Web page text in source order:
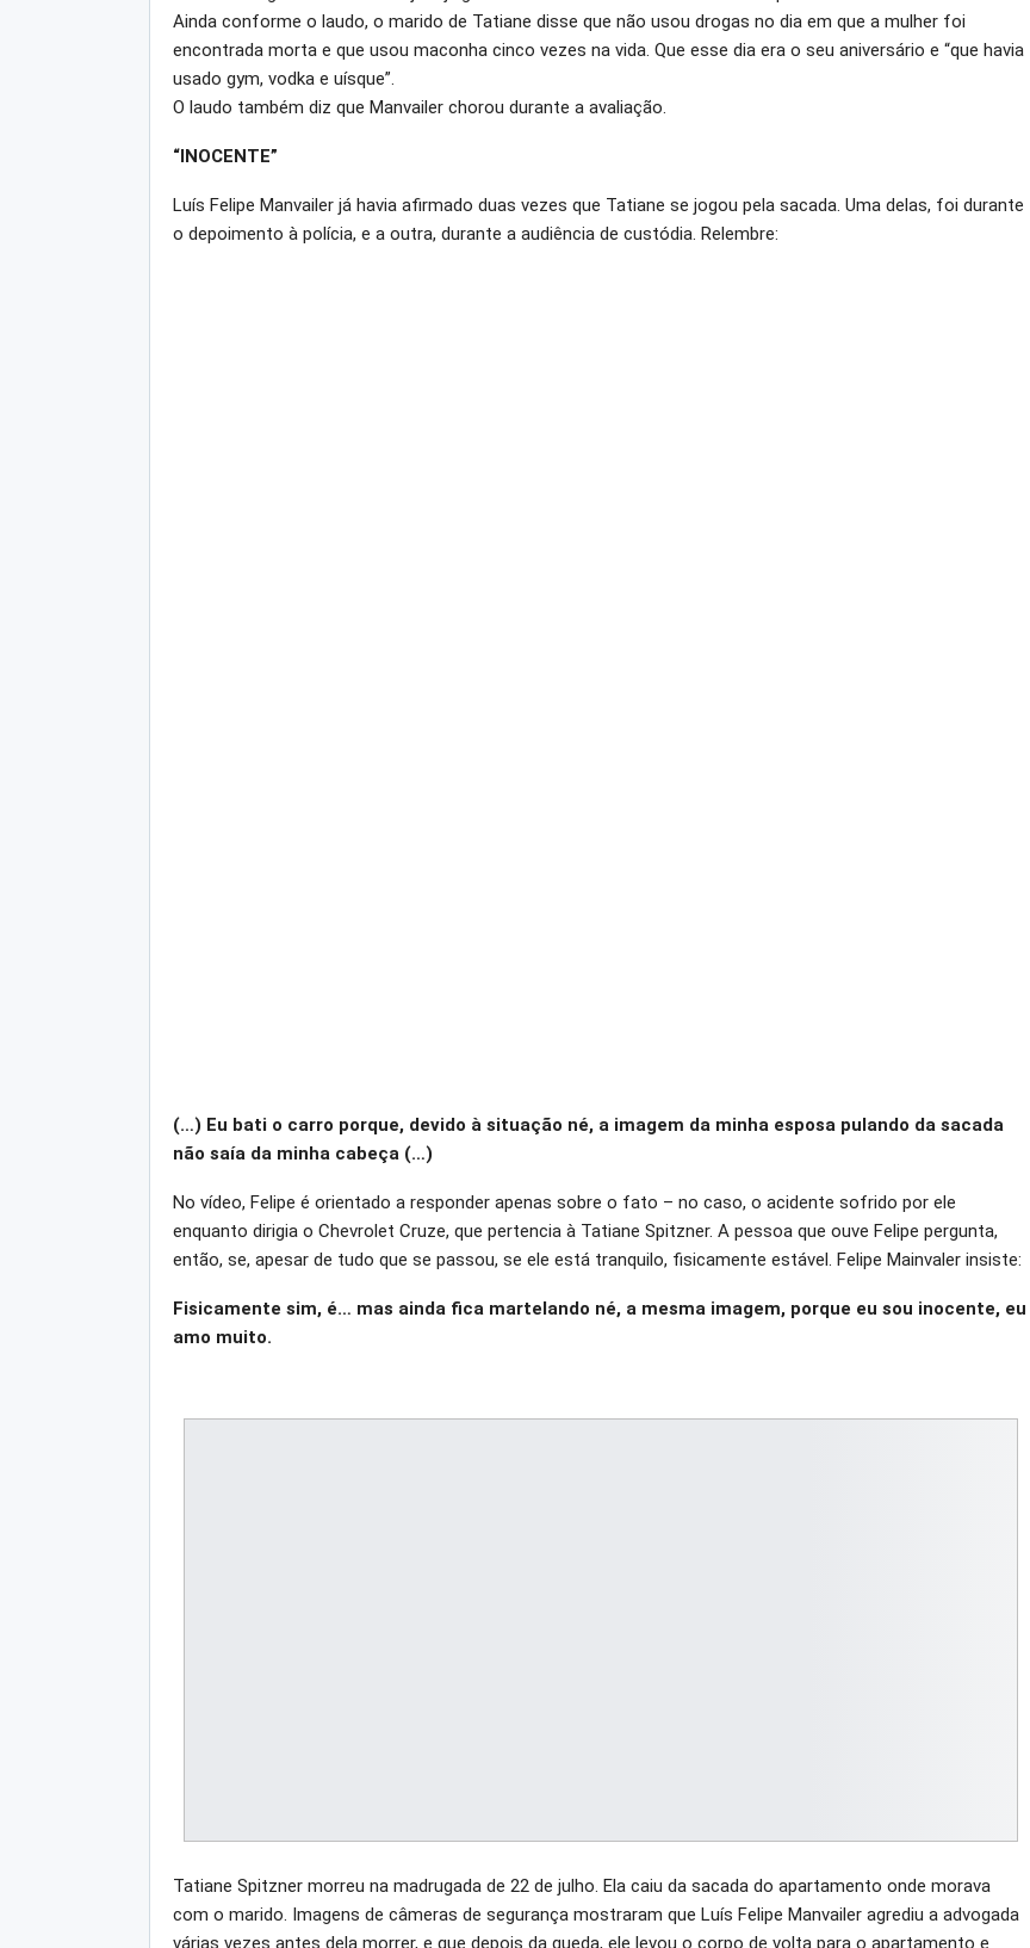
Ainda conforme o laudo, o marido de Tatiane disse que não usou drogas no dia em que a mulher foi
encontrada morta e que usou maconha cinco vezes na vida. Que esse dia era o seu aniversário e “que havia
usado gym, vodka e uísque”.
O laudo também diz que Manvailer chorou durante a avaliação.
“INOCENTE”
Luís Felipe Manvailer já havia afirmado duas vezes que Tatiane se jogou pela sacada. Uma delas, foi durante
o depoimento à polícia, e a outra, durante a audiência de custódia. Relembre:
(…) Eu bati o carro porque, devido à situação né, a imagem da minha esposa pulando da sacada
não saía da minha cabeça (…)
No vídeo, Felipe é orientado a responder apenas sobre o fato – no caso, o acidente sofrido por ele
enquanto dirigia o Chevrolet Cruze, que pertencia à Tatiane Spitzner. A pessoa que ouve Felipe pergunta,
então, se, apesar de tudo que se passou, se ele está tranquilo, fisicamente estável. Felipe Mainvaler insiste:
Fisicamente sim, é… mas ainda fica martelando né, a mesma imagem, porque eu sou inocente, eu
amo muito.
Tatiane Spitzner morreu na madrugada de 22 de julho. Ela caiu da sacada do apartamento onde morava
com o marido. Imagens de câmeras de segurança mostraram que Luís Felipe Manvailer agrediu a advogada
várias vezes antes dela morrer, e que depois da queda, ele levou o corpo de volta para o apartamento e